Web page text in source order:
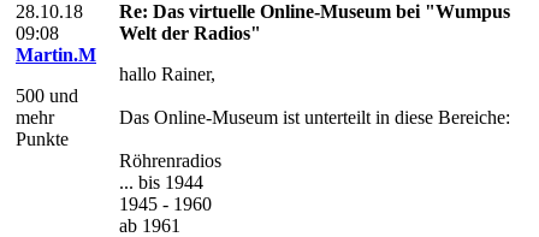
28.10.18
09:08
Martin.M
500 und
mehr
Punkte
Re: Das virtuelle Online-Museum bei "Wumpus
Welt der Radios"
hallo Rainer,
Das Online-Museum ist unterteilt in diese Bereiche:
Röhrenradios
... bis 1944
1945 - 1960
ab 1961